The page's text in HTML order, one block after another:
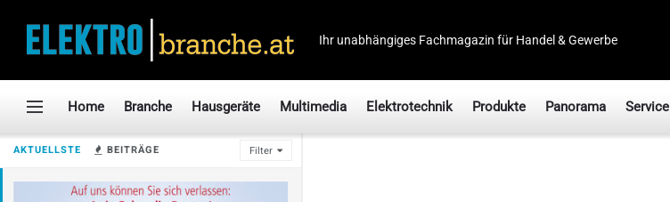
AKTUELLSTE BEITRÄGE Filter
Ihr unabhängiges Fachmagazin für Handel & Gewerbe
Home Branche Hausgeräte Multimedia Elektrotechnik Produkte Panorama Service